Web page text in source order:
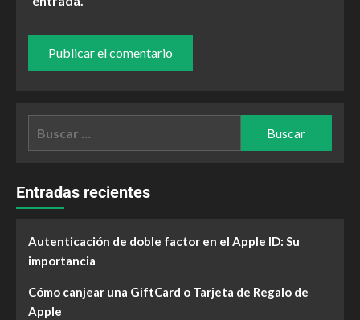
Entradas recientes
Autenticación de doble factor en el Apple ID: Su
importancia
Cómo canjear una GiftCard o Tarjeta de Regalo de
Apple